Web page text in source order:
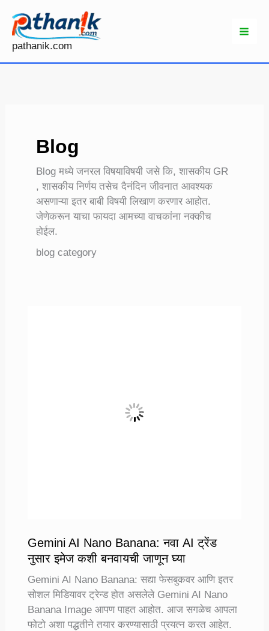
content
pathanik.com
Blog
Blog मध्ये जनरल विषयाविषयी जसे कि, शासकीय GR
, शासकीय निर्णय तसेच दैनंदिन जीवनात आवश्यक
असणाऱ्या इतर बाबी विषयी लिखाण करणार आहोत.
जेणेकरून याचा फायदा आमच्या वाचकांना नक्कीच
होईल.
blog category
Gemini AI Nano Banana: नवा AI ट्रेंड
नुसार इमेज कशी बनवायची जाणून घ्या
Gemini AI Nano Banana: सद्या फेसबुकवर आणि इतर
सोशल मिडियावर ट्रेन्ड होत असलेले Gemini AI Nano
Banana Image आपण पाहत आहोत. आज सगळेच आपला
फोटो अशा पद्धतीने तयार करण्यासाठी प्रयत्न करत आहेत.